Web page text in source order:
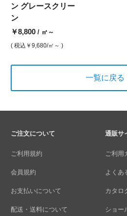
ン グレースクリー
ン
￥8,800/ ㎡～
( 税込 ￥9,680/㎡～ )
一覧に戻る
ご注文について
ご利用規約
会員規約
お支払いについて
配送・送料について
通販サ
ご利用
よくあ
カタロ
ショー